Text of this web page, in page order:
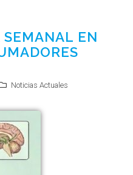
EN
Noticias Actuales